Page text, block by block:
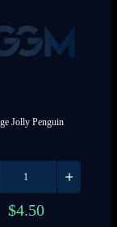
Jolly Penguin
$4.50